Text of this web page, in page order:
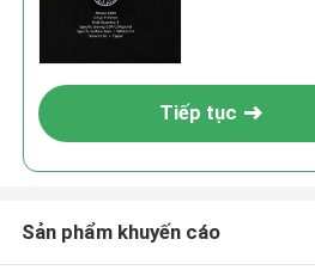
Tiếp tục
Sản phẩm khuyến cáo